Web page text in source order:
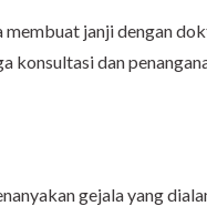
membuat janji dengan
konsultasi dan
gejala yang